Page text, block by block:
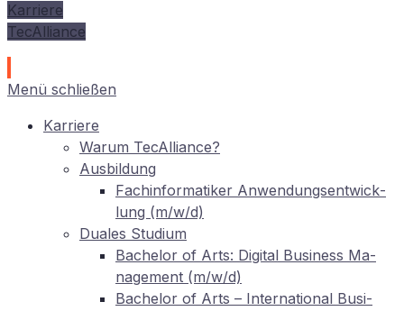
Karriere
TecAlliance
Menü schließen
Kar­rie­re
War­um TecAlliance?
Aus­bil­dung
Fach­in­for­ma­ti­ker An­wen­dungs­ent­wick­
lung (m/w/d)
Dua­les Studium
Ba­che­lor of Arts: Di­gi­tal Busi­ness Ma­
nage­ment (m/w/d)
Ba­che­lor of Arts – In­ter­na­tio­nal Busi­